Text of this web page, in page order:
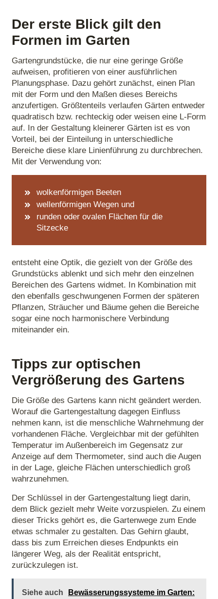
Der erste Blick gilt den
Formen im Garten
Gartengrundstücke, die nur eine geringe Größe
aufweisen, profitieren von einer ausführlichen
Planungsphase. Dazu gehört zunächst, einen Plan
mit der Form und den Maßen dieses Bereichs
anzufertigen. Größtenteils verlaufen Gärten entweder
quadratisch bzw. rechteckig oder weisen eine L-Form
auf. In der Gestaltung kleinerer Gärten ist es von
Vorteil, bei der Einteilung in unterschiedliche
Bereiche diese klare Linienführung zu durchbrechen.
Mit der Verwendung von:
wolkenförmigen Beeten
wellenförmigen Wegen und
runden oder ovalen Flächen für die
Sitzecke
entsteht eine Optik, die gezielt von der Größe des
Grundstücks ablenkt und sich mehr den einzelnen
Bereichen des Gartens widmet. In Kombination mit
den ebenfalls geschwungenen Formen der späteren
Pflanzen, Sträucher und Bäume gehen die Bereiche
sogar eine noch harmonischere Verbindung
miteinander ein.
Tipps zur optischen
Vergrößerung des Gartens
Die Größe des Gartens kann nicht geändert werden.
Worauf die Gartengestaltung dagegen Einfluss
nehmen kann, ist die menschliche Wahrnehmung der
vorhandenen Fläche. Vergleichbar mit der gefühlten
Temperatur im Außenbereich im Gegensatz zur
Anzeige auf dem Thermometer, sind auch die Augen
in der Lage, gleiche Flächen unterschiedlich groß
wahrzunehmen.
Der Schlüssel in der Gartengestaltung liegt darin,
dem Blick gezielt mehr Weite vorzuspielen. Zu einem
dieser Tricks gehört es, die Gartenwege zum Ende
etwas schmaler zu gestalten. Das Gehirn glaubt,
dass bis zum Erreichen dieses Endpunkts ein
längerer Weg, als der Realität entspricht,
zurückzulegen ist.
Siehe auch
Bewässerungssysteme im Garten: